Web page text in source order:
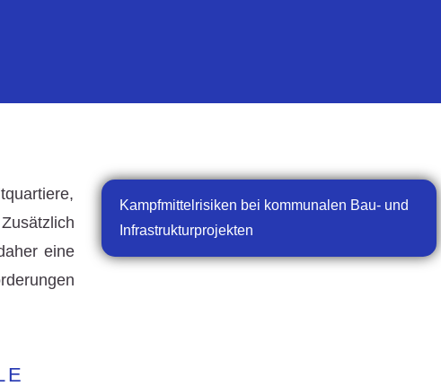
Kampfmittelrisiken bei kommunalen Bau- und
Infrastrukturprojekten
eine